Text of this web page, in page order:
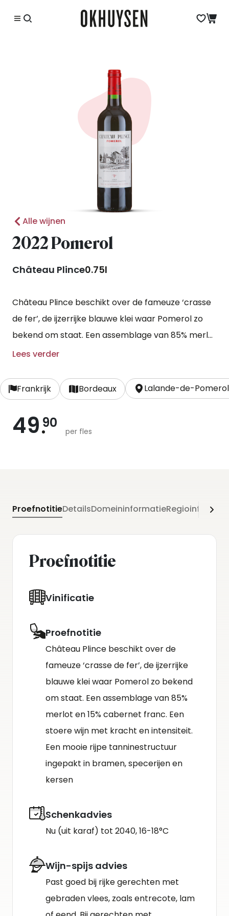
Alle wijnen
2022 Pomerol
Château Plince0.75l
Château Plince beschikt over de fameuze ‘crasse
de fer’, de ijzerrijke blauwe klei waar Pomerol zo
bekend om staat. Een assemblage van 85% merlot
en 15% cabernet franc. Een stoere wijn met kracht
ingepakt in bramen, specerijen en kersen
Lees verder
Frankrijk Bordeaux Lalande-de-
49 90
per fles
ProefnotitieDetailsDomeininformatie
Proefnotitie
Vinificatie
Proefnotitie
Château Plince beschikt over de
fameuze ‘crasse de fer’, de ijzerrijke
blauwe klei waar Pomerol zo bekend
om staat. Een assemblage van 85%
merlot en 15% cabernet franc. Een
stoere wijn met kracht en intensiteit.
Een mooie rijpe tanninestructuur
ingepakt in bramen, specerijen en
kersen
Schenkadvies
Nu (uit karaf) tot 2040, 16-18°C
Wijn-spijs advies
Past goed bij rijke gerechten met
gebraden vlees, zoals entrecote, lam